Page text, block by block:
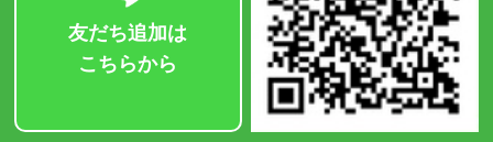
友だち追加は
こちらから